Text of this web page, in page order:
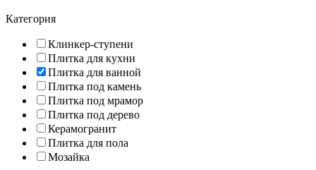
Категория
Клинкер-ступени
Плитка для кухни
Плитка для ванной
Плитка под камень
Плитка под мрамор
Плитка под дерево
Керамогранит
Плитка для пола
Мозайка